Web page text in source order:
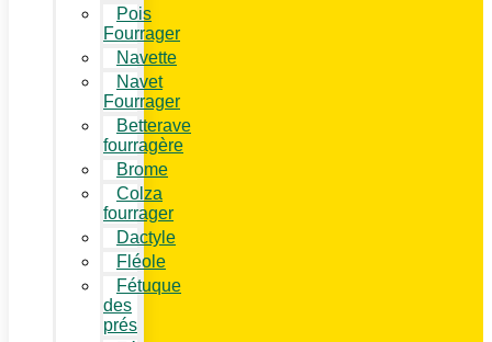
Pois
Fourrager
Navette
Navet
Fourrager
Betterave
fourragère
Brome
Colza
fourrager
Dactyle
Fléole
Fétuque
des
prés